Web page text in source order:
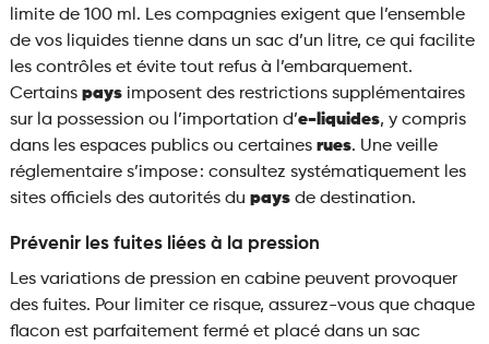
limite de 100 ml. Les compagnies exigent que l’ensemble
de vos liquides tienne dans un sac d’un litre, ce qui facilite
les contrôles et évite tout refus à l’embarquement.
Certains paysimposent des restrictions supplémentaires
sur la possession ou l’importation d’e-liquides, y compris
dans les espaces publics ou certaines rues. Une veille
réglementaire s’impose : consultez systématiquement les
sites officiels des autorités du paysde destination.
Prévenir les fuites liées à la pression
Les variations de pression en cabine peuvent provoquer
des fuites. Pour limiter ce risque, assurez-vous que chaque
flacon est parfaitement fermé et placé dans un sac